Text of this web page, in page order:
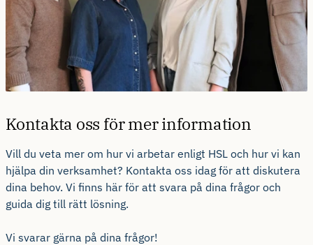
Kontakta oss för mer information
Vill du veta mer om hur vi arbetar enligt HSL och hur vi kan
hjälpa din verksamhet? Kontakta oss idag för att diskutera
dina behov. Vi finns här för att svara på dina frågor och
guida dig till rätt lösning.
Vi svarar gärna på dina frågor!